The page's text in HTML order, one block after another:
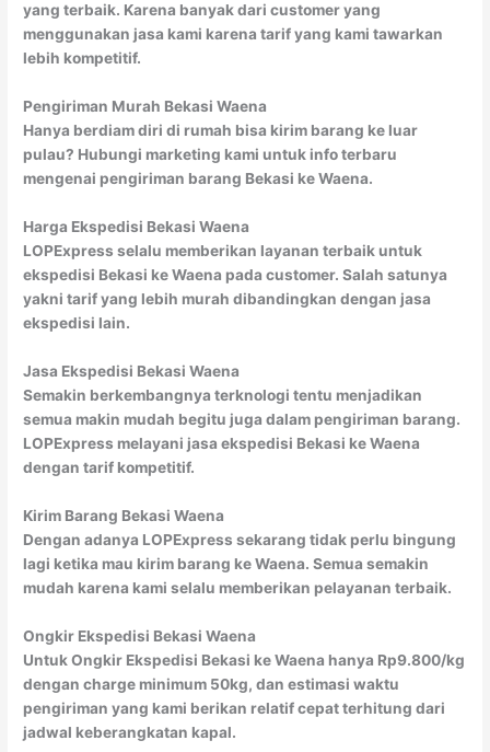
yang terbaik. Karena banyak dari customer yang
menggunakan jasa kami karena tarif yang kami tawarkan
lebih kompetitif.
Pengiriman Murah Bekasi Waena
Hanya berdiam diri di rumah bisa kirim barang ke luar
pulau? Hubungi marketing kami untuk info terbaru
mengenai pengiriman barang Bekasi ke Waena.
Harga Ekspedisi Bekasi Waena
LOPExpress selalu memberikan layanan terbaik untuk
ekspedisi Bekasi ke Waena pada customer. Salah satunya
yakni tarif yang lebih murah dibandingkan dengan jasa
ekspedisi lain.
Jasa Ekspedisi Bekasi Waena
Semakin berkembangnya terknologi tentu menjadikan
semua makin mudah begitu juga dalam pengiriman barang.
LOPExpress melayani jasa ekspedisi Bekasi ke Waena
dengan tarif kompetitif.
Kirim Barang Bekasi Waena
Dengan adanya LOPExpress sekarang tidak perlu bingung
lagi ketika mau kirim barang ke Waena. Semua semakin
mudah karena kami selalu memberikan pelayanan terbaik.
Ongkir Ekspedisi Bekasi Waena
Untuk Ongkir Ekspedisi Bekasi ke Waena hanya Rp9.800/kg
dengan charge minimum 50kg, dan estimasi waktu
pengiriman yang kami berikan relatif cepat terhitung dari
jadwal keberangkatan kapal.